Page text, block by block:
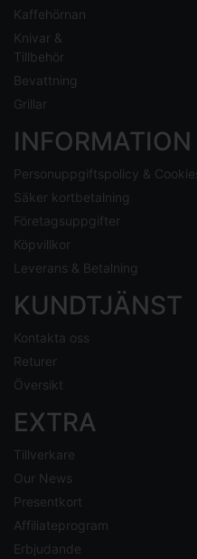
Kaffehörnan
Knivar &
Tillbehör
Bevattning
Grillar
INFORMATION
Personuppgiftspolicy &
Säker kortbetalning
Företagsuppgifter
Köpvillkor
Leverans & Betalning
KUNDTJÄNST
Kontakta oss
Returer
Översikt
EXTRA
Tillverkare
Our News
Presentkort
Affiliateprogram
Erbjudande